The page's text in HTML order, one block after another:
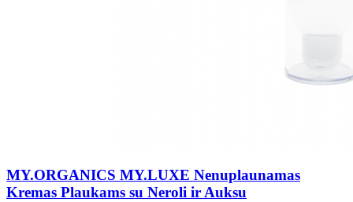
MY.ORGANICS MY.LUXE Nenuplaunamas
Kremas Plaukams su Neroli ir Auksu